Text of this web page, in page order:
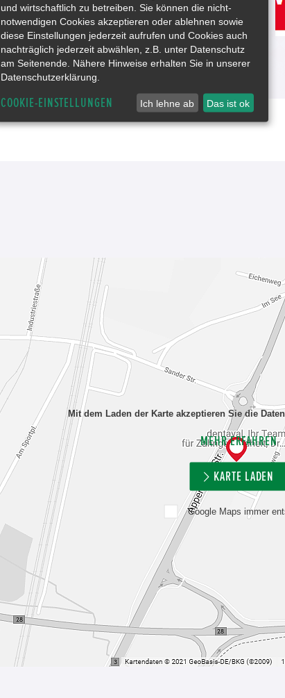
Mit dem Laden der Karte akzeptieren Sie die
MEHR ERFAHREN
KARTE LADEN
Google Maps immer
und wirtschaftlich zu betreiben. Sie können die nicht-
notwendigen Cookies akzeptieren oder ablehnen sowie
diese Einstellungen jederzeit aufrufen und Cookies auch
nachträglich jederzeit abwählen, z.B. unter Datenschutz
am Seitenende. Nähere Hinweise erhalten Sie in unserer
Datenschutzerklärung.
COOKIE-EINSTELLUNGEN Ich lehne ab Das ist ok